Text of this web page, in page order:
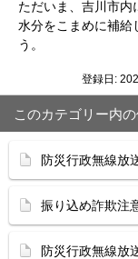
ただいま、吉川市内
水分をこまめに補給
う。
登録日:
このカテゴリー内
防災行政無線放
振り込め詐欺注
防災行政無線放